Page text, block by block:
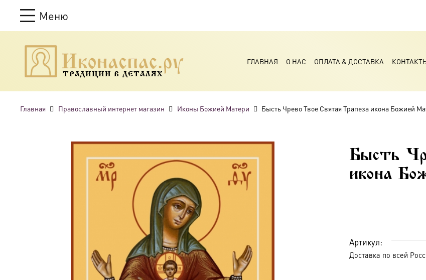
Меню
ТРАДИЦИИ В ДЕТАЛЯХ
ГЛАВНАЯ О НАС ОПЛАТА & ДОСТАВКА
Главная Православный интернет магазин Иконы Божией Матери Бысть Чрево Твое Святая Трапеза икона Божией
Бысть
икона
Артикул:
Доставка по всей